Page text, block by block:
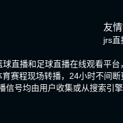
友
jrs直
球直播和足球直播在线观看平
赛程现场转播，24小时不间
信号均由用户收集或从搜索引